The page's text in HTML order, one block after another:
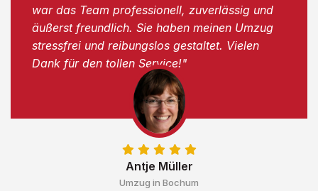
Antje Müller
Umzug in Bochum
war das Team professionell, zuverlässig und
äußerst freundlich. Sie haben meinen Umzug
stressfrei und reibungslos gestaltet. Vielen
Dank für den tollen Service!"